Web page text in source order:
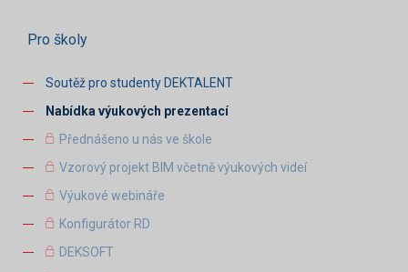
Pro školy
Soutěž pro studenty DEKTALENT
Nabídka výukových prezentací
Přednášeno u nás ve škole
Vzorový projekt BIM včetně výukových videí
Výukové webináře
Konfigurátor RD
DEKSOFT